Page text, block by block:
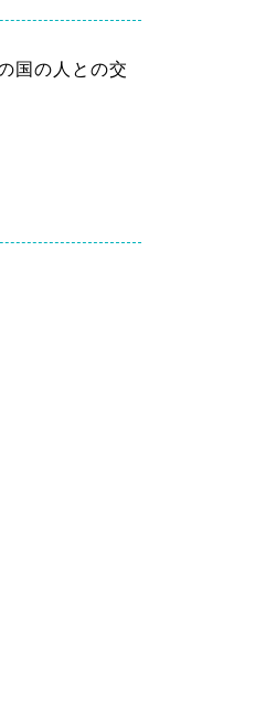
国の人との交